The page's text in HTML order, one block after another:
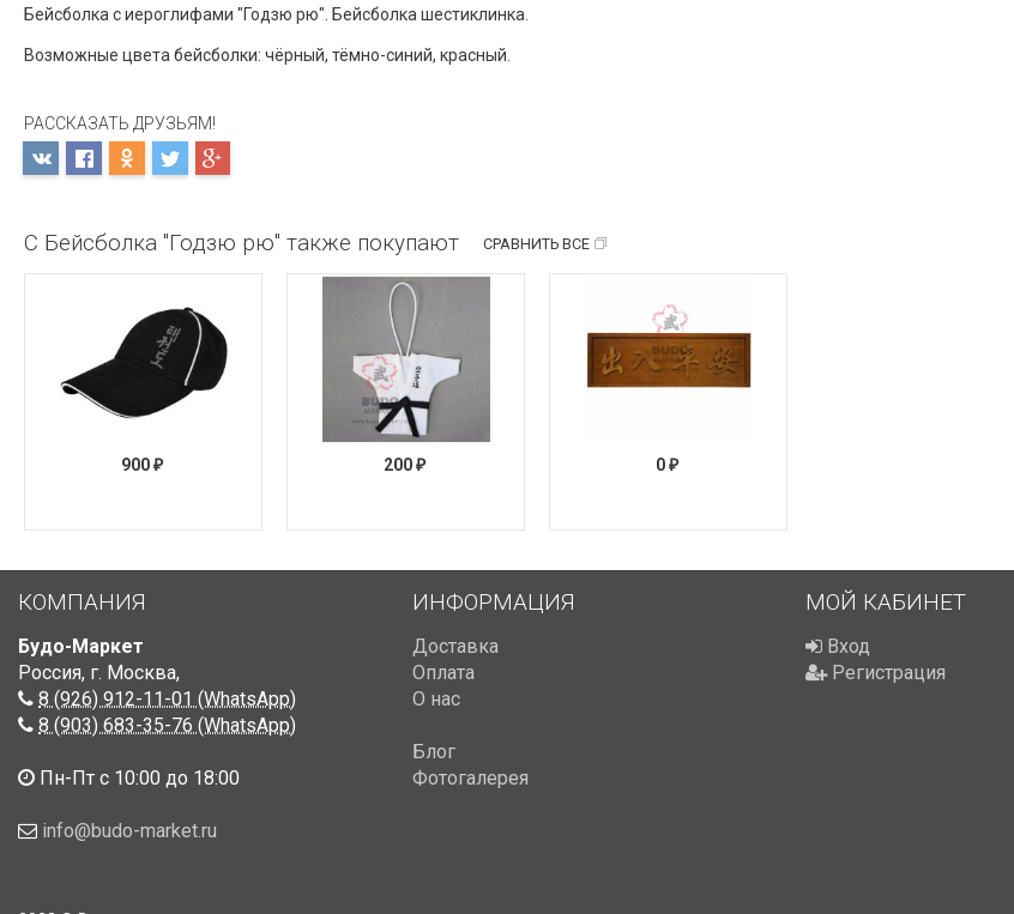
Бейсболка с иероглифами "Годзю рю". Бейсболка шестиклинка.
Возможные цвета бейсболки: чёрный, тёмно-синий, красный.
РАССКАЗАТЬ ДРУЗЬЯМ!
С Бейсболка "Годзю рю" также покупают СРАВНИТЬ ВСЕ
900 ₽ 200 ₽ 0 ₽
КОМПАНИЯ
Будо-Маркет
Россия, г. Москва,
8 (926) 912-11-01 (WhatsApp)
8 (903) 683-35-76 (WhatsApp)
Пн-Пт с 10:00 до 18:00
info@budo-market.ru
ИНФОРМАЦИЯ
Доставка
Оплата
О нас
Блог
Фотогалерея
МОЙ КАБИНЕТ
Вход
Регистрация